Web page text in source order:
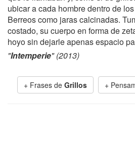
ubicar a cada hombre dentro de
Berreos como jaras calcinadas.
costado, su cuerpo en forma de
hoyo sin dejarle apenas espacio
"Intemperie" (2013)
+ Frases de Grillos +